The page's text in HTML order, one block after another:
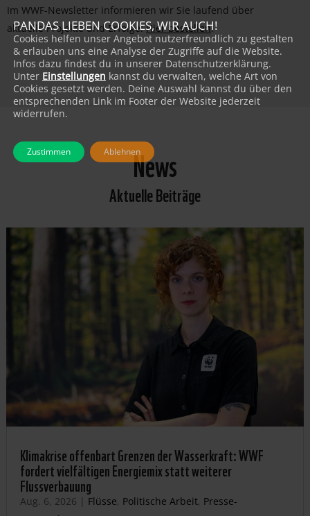
Im WWF-Newsletter informieren wir Sie laufend über
aktuelle Projekte und Erfolge:Hier bestellen!
News
Aktuelle Beiträge
Klimakrise offenbart Grenzen der Wasserkraft: WWF
fordert vielfältigen Energiemix statt weiterer
Flussverbauung
Aug. 6, 2026 | Flüsse, Politische Arbeit, Presse-
PANDAS LIEBEN COOKIES, WIR AUCH!
Cookies helfen unser Angebot nutzerfreundlich zu gestalten
& erlauben uns eine Analyse der Zugriffe auf die Website.
Infos dazu findest du in unserer Datenschutzerklärung.
Unter Einstellungen kannst du verwalten, welche Art von
Cookies gesetzt werden. Deine Auswahl kannst du über den
entsprechenden Link im Footer der Website jederzeit
widerrufen.
Zustimmen Ablehnen